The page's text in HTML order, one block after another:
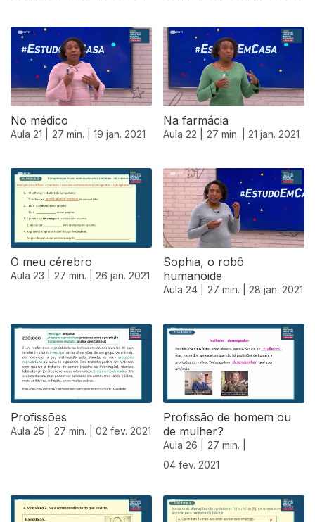
No médico
Aula 21 | 27 min. | 19 jan. 2021
Na farmácia
Aula 22 | 27 min. | 21 jan. 2021
O meu cérebro
Aula 23 | 27 min. | 26 jan. 2021
Sophia, o robô
humanoide
Aula 24 | 27 min. | 28 jan. 2021
520665
Profissões
Aula 25 | 27 min. | 02 fev. 2021
Profissão de homem ou
de mulher?
Aula 26 |
27 min. |
04 fev. 2021